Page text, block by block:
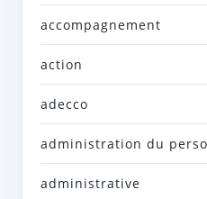
accompagnement
action
adecco
administration du
administrative